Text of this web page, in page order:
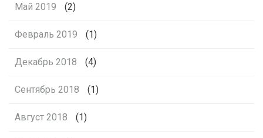
Май 2019 (2)
Февраль 2019 (1)
Декабрь 2018 (4)
Сентябрь 2018 (1)
Август 2018 (1)